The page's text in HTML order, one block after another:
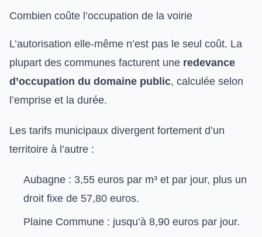
Combien coûte l’occupation de la voirie
L’autorisation elle-même n’est pas le seul coût. La
plupart des communes facturent une redevance
d’occupation du domaine public, calculée selon
l’emprise et la durée.
Les tarifs municipaux divergent fortement d’un
territoire à l’autre :
Aubagne : 3,55 euros par m³ et par jour, plus un
droit fixe de 57,80 euros.
Plaine Commune : jusqu’à 8,90 euros par jour.